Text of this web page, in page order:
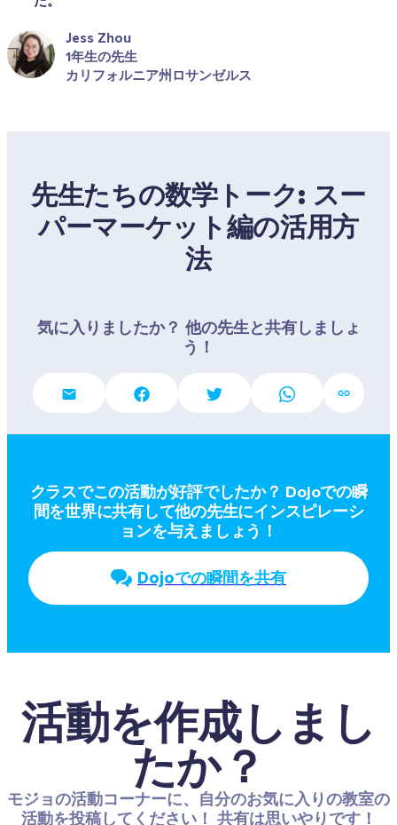
Jess Zhou
1年生の先生
カリフォルニア州ロサンゼルス
先生たちの数学トーク: スー
パーマーケット編の活用方
法
気に入りましたか？ 他の先生と共有しましょ
う！
クラスでこの活動が好評でしたか？ Dojoでの瞬
間を世界に共有して他の先生にインスピレーシ
ョンを与えましょう！
Dojoでの瞬間を共有
活動を作成しまし
たか？
モジョの活動コーナーに、自分のお気に入りの教室の
活動を投稿してください！ 共有は思いやりです！